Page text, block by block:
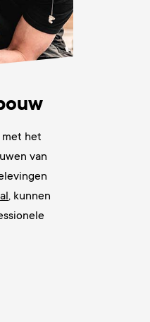
met het
van
, kunnen